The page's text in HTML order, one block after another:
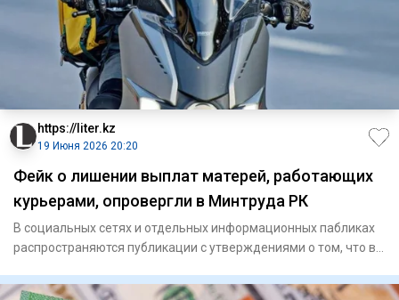
https://liter.kz
19 Июня 2026 20:20
Фейк о лишении выплат матерей, работающих
курьерами, опровергли в Минтруда РК
В социальных сетях и отдельных информационных пабликах
распространяются публикации с утверждениями о том, что в